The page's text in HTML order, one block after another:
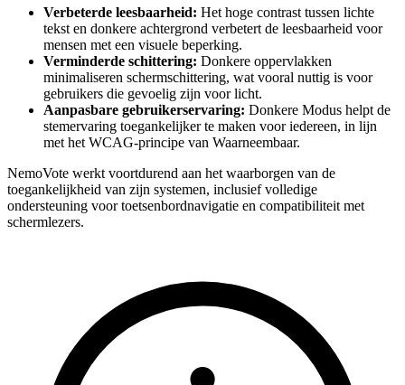
Verbeterde leesbaarheid: Het hoge contrast tussen lichte
tekst en donkere achtergrond verbetert de leesbaarheid voor
mensen met een visuele beperking.
Verminderde schittering: Donkere oppervlakken
minimaliseren schermschittering, wat vooral nuttig is voor
gebruikers die gevoelig zijn voor licht.
Aanpasbare gebruikerservaring: Donkere Modus helpt de
stemervaring toegankelijker te maken voor iedereen, in lijn
met het WCAG-principe van Waarneembaar.
NemoVote werkt voortdurend aan het waarborgen van de
toegankelijkheid van zijn systemen, inclusief volledige
ondersteuning voor toetsenbordnavigatie en compatibiliteit met
schermlezers.